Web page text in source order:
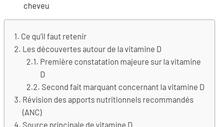
cheveu
Ce qu’il faut retenir
Les découvertes autour de la vitamine D
Première constatation majeure sur la vitamine
D
Second fait marquant concernant la vitamine D
Révision des apports nutritionnels recommandés
(ANC)
Source principale de vitamine D